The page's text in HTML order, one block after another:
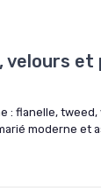
velours
: flanelle,
moderne et